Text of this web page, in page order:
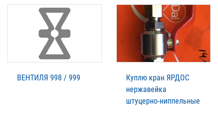
ВЕНТИЛЯ 998 / 999
Куплю кран ЯРДОС
нержавейка
штуцерно-ниппельные